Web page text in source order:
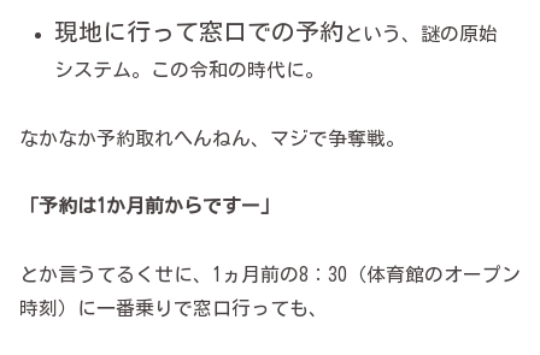
現地に行って窓口での予約 という、謎の原始
システム。この令和の時代に。
なかなか予約取れへんねん、マジで争奪戦。
「予約は1か月前からですー」
とか言うてるくせに、1ヵ月前の8：30（体育館のオープン
時刻）に一番乗りで窓口行っても、